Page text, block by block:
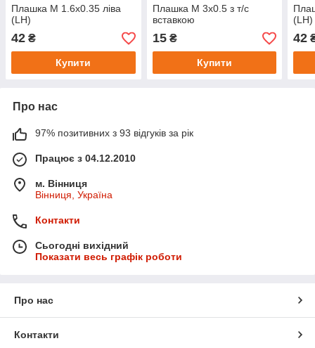
Плашка М 1.6х0.35 ліва
(LH)
42 ₴
Купити
Плашка М 3х0.5 з т/с
вставкою
15₴
Купити
(LH)
42
Про нас
97% позитивних з 93 відгуків за рік
Працює з 04.12.2010
м. Вінниця
Вінниця, Україна
Контакти
Сьогодні вихідний
Показати весь графік роботи
Про нас
Контакти